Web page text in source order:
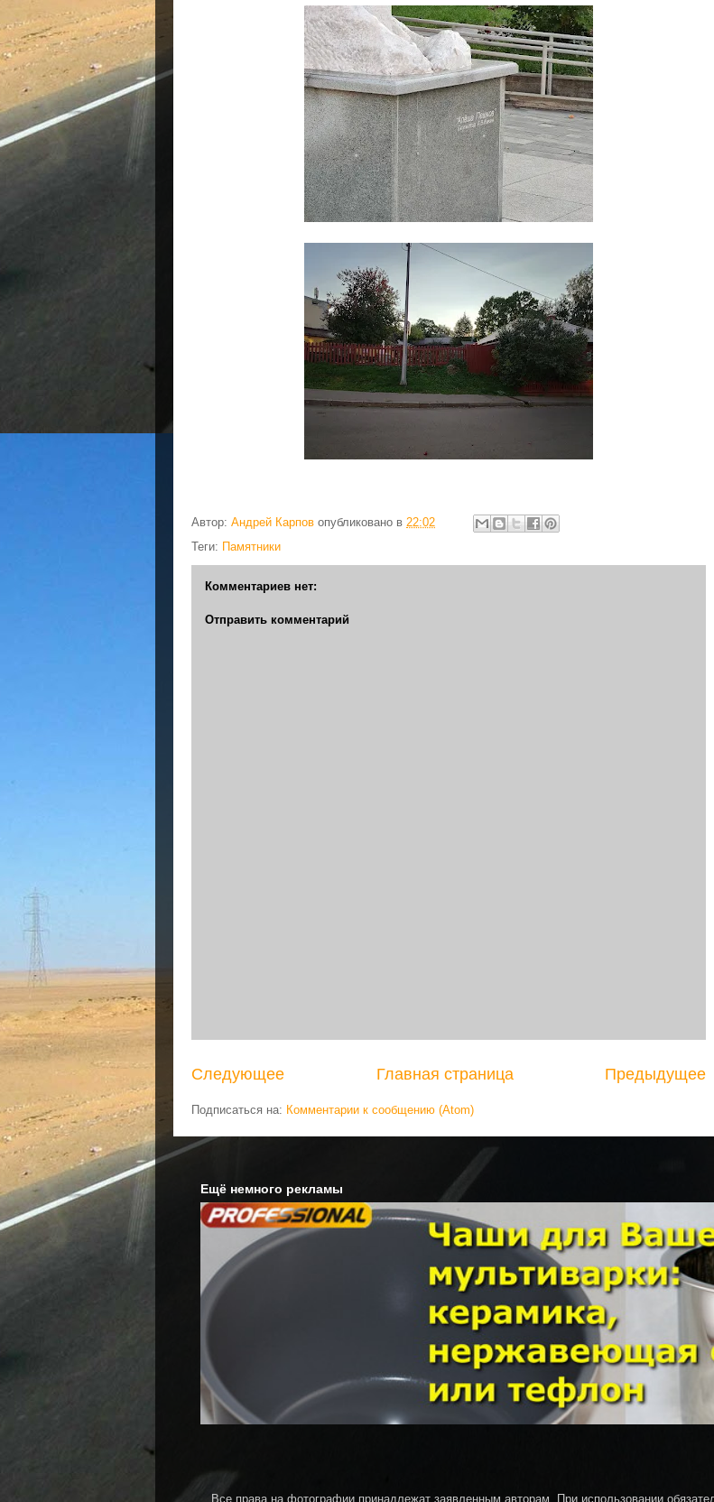
Автор: Андрей Карпов опубликовано в 22:02
Теги: Памятники
Комментариев нет:
Отправить комментарий
Следующее Предыдущее
Главная страница
Подписаться на: Комментарии к сообщению (Atom)
Ещё немного рекламы
Все права на фотографии принадлежат заявленным авторам. При использовании